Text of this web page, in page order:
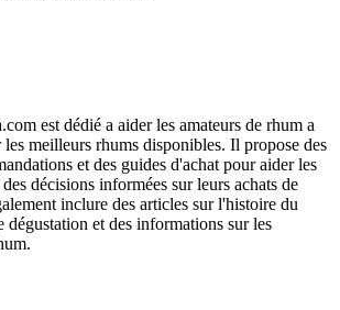
est dédié a aider les amateurs de rhum a
meilleurs rhums disponibles. Il propose des
et des guides d'achat pour aider les
décisions informées sur leurs achats de
inclure des articles sur l'histoire du
dégustation et des informations sur les